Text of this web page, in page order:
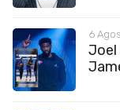
6
Joel